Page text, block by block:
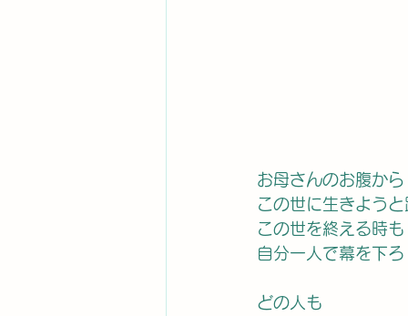
お母さんのお腹から
この世に生きよう
この世を終える時も
自分一人で幕を下ろ
どの人も